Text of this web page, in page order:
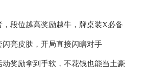
段位越高奖励越牛，牌桌装X必备
亮皮肤，开局直接闪瞎对手
奖励拿到手软，不花钱也能当土豪